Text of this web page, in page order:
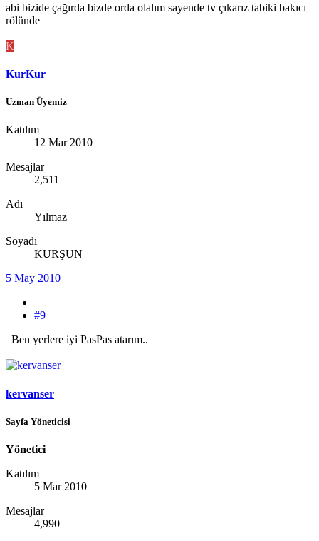
abi bizide çağırda bizde orda olalım sayende tv çıkarız tabiki bakıcı
rölünde
K
KurKur
Uzman Üyemiz
Katılım
12 Mar 2010
Mesajlar
2,511
Adı
Yılmaz
Soyadı
KURŞUN
5 May 2010
#9
Ben yerlere iyi PasPas atarım..
kervanser
Sayfa Yöneticisi
Yönetici
Katılım
5 Mar 2010
Mesajlar
4,990